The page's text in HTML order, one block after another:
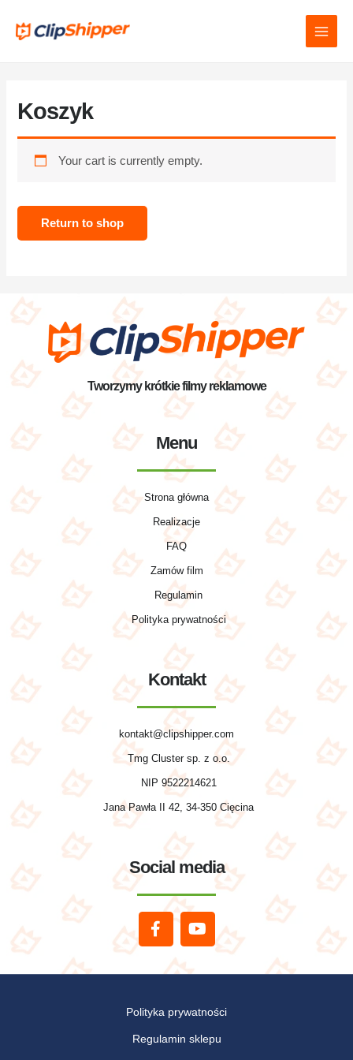
Koszyk
Your cart is currently empty.
Return to shop
Tworzymy krótkie filmy reklamowe
Menu
Strona główna
Realizacje
FAQ
Zamów film
Regulamin
Polityka prywatności
Kontakt
kontakt@clipshipper.com
Tmg Cluster sp. z o.o.
NIP 9522214621
Jana Pawła II 42, 34-350 Cięcina
Social media
Polityka prywatności
Regulamin sklepu